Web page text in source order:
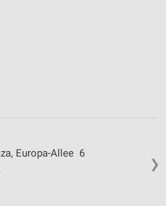
❯
Europa-Allee 6